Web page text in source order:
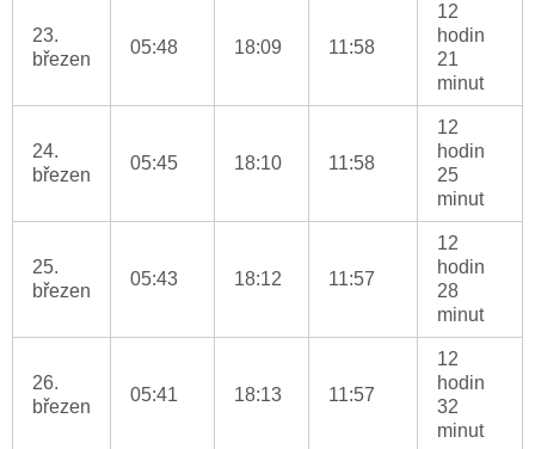
23.
březen
05:48 18:09 11:58
12
hodin
21
minut
24.
březen
05:45 18:10 11:58
12
hodin
25
minut
25.
březen
05:43 18:12 11:57
12
hodin
28
minut
26.
březen
05:41 18:13 11:57
12
hodin
32
minut